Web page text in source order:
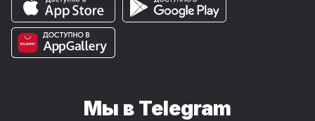
Мы в Telegram